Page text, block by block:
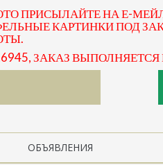
ПРИСЫЛАЙТЕ НА Е-
КАРТИНКИ ПОД
ЗАКАЗ ВЫПОЛНЯЕТСЯ
ОБЪЯВЛЕНИЯ